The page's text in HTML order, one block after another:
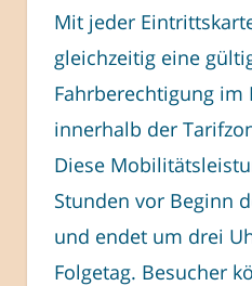
Mit jeder
gleichzeitig eine
Fahrberechtigung im
innerhalb der
Diese
Stunden vor Beginn
und endet um drei
Folgetag. Besucher